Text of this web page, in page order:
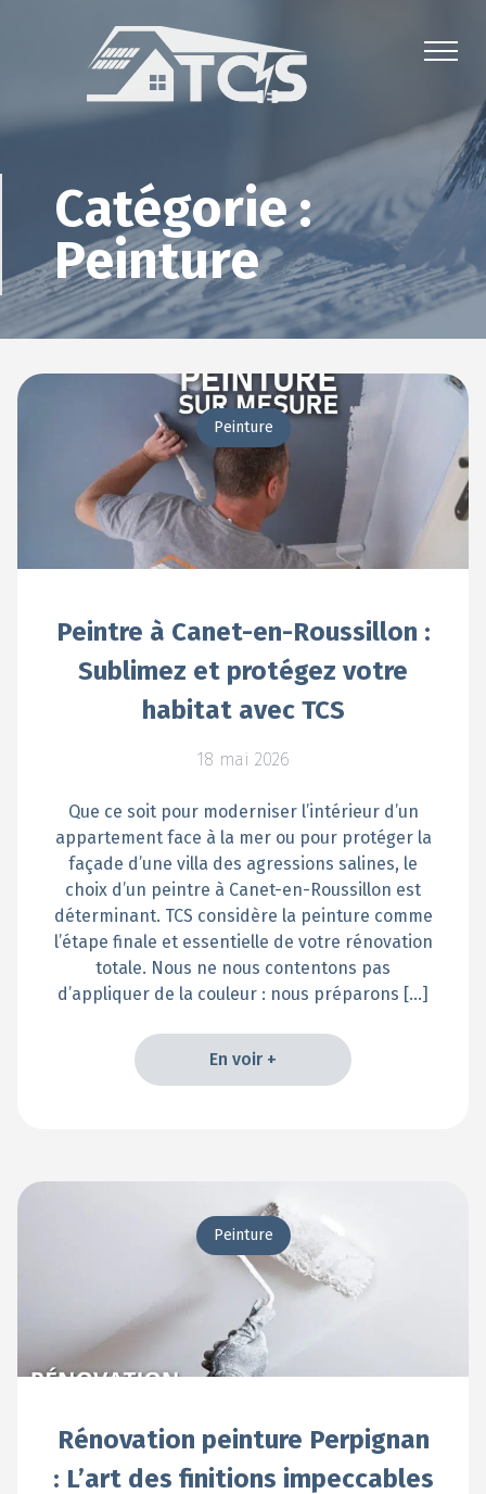
Catégorie :
Peinture
Peinture
Peintre à Canet-en-Roussillon :
Sublimez et protégez votre
habitat avec TCS
18 mai 2026
Que ce soit pour moderniser l’intérieur d’un
appartement face à la mer ou pour protéger la
façade d’une villa des agressions salines, le
choix d’un peintre à Canet-en-Roussillon est
déterminant. TCS considère la peinture comme
l’étape finale et essentielle de votre rénovation
totale. Nous ne nous contentons pas
d’appliquer de la couleur : nous préparons […]
En voir +
Peinture
Rénovation peinture Perpignan
: L’art des finitions impeccables